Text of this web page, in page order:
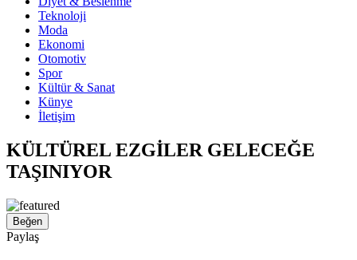
Teknoloji
Moda
Ekonomi
Otomotiv
Spor
Kültür & Sanat
Künye
İletişim
KÜLTÜREL EZGİLER GELECEĞE
TAŞINIYOR
Beğen
Paylaş